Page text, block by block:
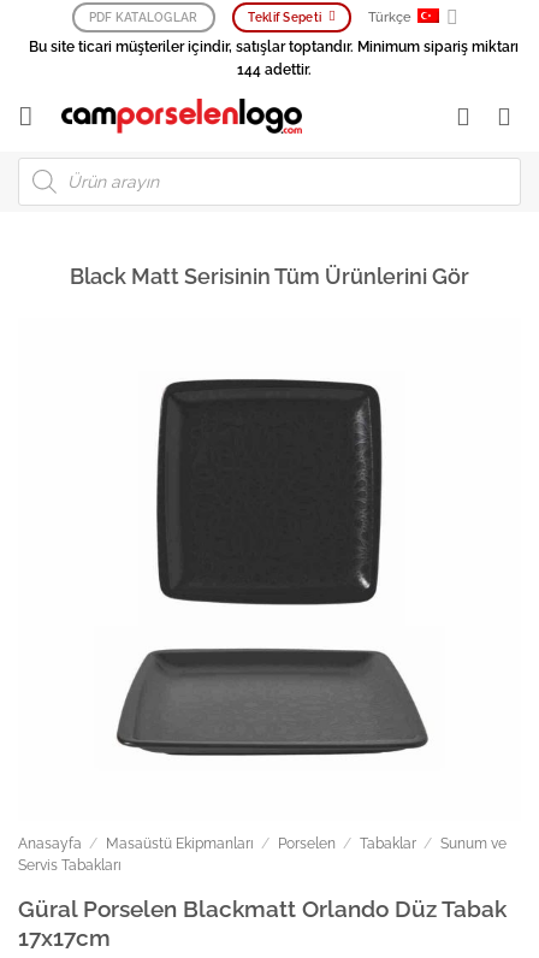
PDF KATALOGLAR Teklif Sepeti Türkçe
Bu site ticari müşteriler içindir, satışlar toptandır. Minimum sipariş miktarı
144 adettir.
Products
search
Black Matt Serisinin Tüm Ürünlerini Gör
Anasayfa / Masaüstü Ekipmanları / Porselen / Tabaklar / Sunum ve
Servis Tabakları
Güral Porselen Blackmatt Orlando Düz Tabak
17x17cm